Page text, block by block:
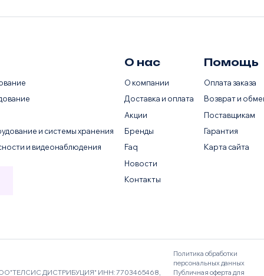
и системы хранения
и видеонаблюдения
О нас
О компании
Доставка и оплата
Акции
Бренды
Faq
Новости
Контакты
Помощь
Оплата заказа
Возврат и
Поставщикам
Гарантия
Карта сайта
ДИСТРИБУЦИЯ" ИНН: 7703465468,
Политика обработки
персональных данных
Публичная оферта для